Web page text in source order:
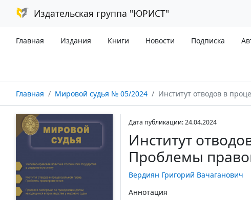
Издательская группа "ЮРИСТ"
Главная Издания Книги Новости Подписка
Главная Мировой судья № 05/2024 Институт отводов в
Дата публикации: 24.04.2024
Институт
Проблемы
Вердиян Григорий Вачаганович
Аннотация